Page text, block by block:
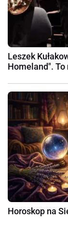
Leszek
Homeland". To
Horoskop na